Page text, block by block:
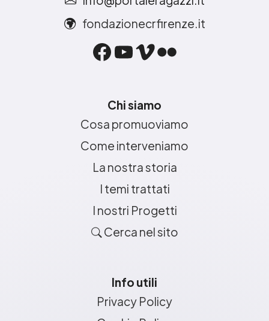
fondazionecrfirenze.it
Facebook
YouTube
Vimeo
Flickr
Chi siamo
Cosa promuoviamo
Come interveniamo
La nostra storia
I temi trattati
I nostri Progetti
Cerca nel sito
Info utili
Privacy Policy